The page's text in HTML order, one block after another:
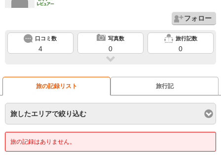
フォロー
口コミ数
4
写真数
0
旅行記数
0
旅の記録リスト 旅行記
旅したエリアで絞り込む
旅の記録はありません。